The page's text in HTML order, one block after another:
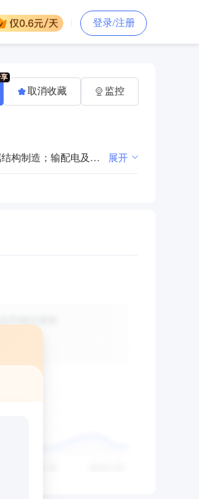
登录/注册
一般项目：配电开关控制设备研发；电气信号设备装置制造；机械电气设备制造；电力设施器材制造；配电开关控制设备制造；金属结构制造；输配电及控制设备制造；电力电子元器件制造；配电开关控制设备销售；电工仪器仪表销售；建筑材料销售；五金产品批发；金属结构销售；电气信号设备装置销售；电线、电缆经营；智能输配电及控制设备销售；电力电子元器件销售；电工器材销售；电气设备销售；机械电气设备销售；电气设备修理（除许可业务外，可自主依法经营法律法规非禁止或限制的项目）许可项目：电线、电缆制造；电气安装服务；输电、供电、受电电力设施的安装、维修和试验（依法须经批准的项目，经相关部门批准后方可开展经营活动，具体经营项目以相关部门批准文件或许可证件为准） 展开
取消收藏 监控